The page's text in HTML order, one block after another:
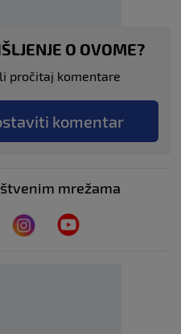
O OVOME?
pročitaj komentare
komentar
mrežama